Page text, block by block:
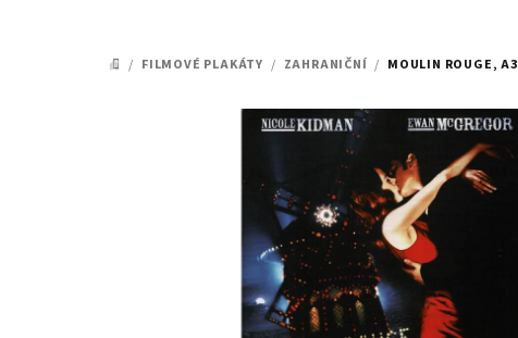
DOMŮ
/ FILMOVÉ PLAKÁTY / ZAHRANIČNÍ / MOULIN ROUGE, A3